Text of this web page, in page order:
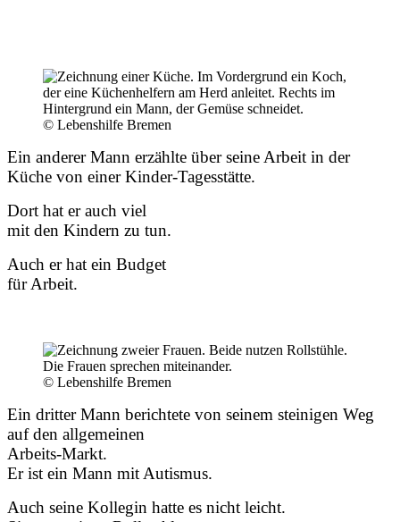
© Lebenshilfe Bremen
Ein anderer Mann erzählte über seine Arbeit in der
Küche von einer Kinder-Tagesstätte.
Dort hat er auch viel
mit den Kindern zu tun.
Auch er hat ein Budget
für Arbeit.
© Lebenshilfe Bremen
Ein dritter Mann berichtete von seinem steinigen Weg
auf den allgemeinen
Arbeits-Markt.
Er ist ein Mann mit Autismus.
Auch seine Kollegin hatte es nicht leicht.